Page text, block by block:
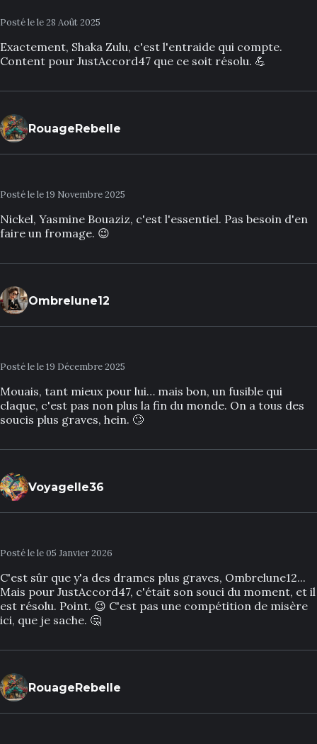
Posté le le 28 Août 2025
Exactement, Shaka Zulu, c'est l'entraide qui compte.
Content pour JustAccord47 que ce soit résolu. 💪
RouageRebelle
Posté le le 19 Novembre 2025
Nickel, Yasmine Bouaziz, c'est l'essentiel. Pas besoin d'en
faire un fromage. 😉
Ombrelune12
Posté le le 19 Décembre 2025
Mouais, tant mieux pour lui… mais bon, un fusible qui
claque, c'est pas non plus la fin du monde. On a tous des
soucis plus graves, hein. 🙄
Voyagelle36
Posté le le 05 Janvier 2026
C'est sûr que y'a des drames plus graves, Ombrelune12...
Mais pour JustAccord47, c'était son souci du moment, et il
est résolu. Point. 😉 C'est pas une compétition de misère
ici, que je sache. 🤔
RouageRebelle